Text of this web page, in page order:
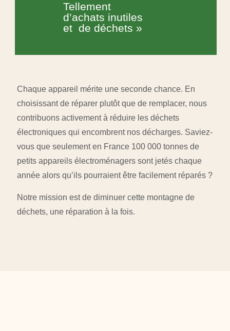
Tellement
d’achats inutiles
et de déchets »
Chaque appareil mérite une seconde chance. En
choisissant de réparer plutôt que de remplacer, nous
contribuons activement à réduire les déchets
électroniques qui encombrent nos décharges. Saviez-
vous que seulement en France 100 000 tonnes de
petits appareils électroménagers sont jetés chaque
année alors qu’ils pourraient être facilement réparés ?
Notre mission est de diminuer cette montagne de
déchets, une réparation à la fois.